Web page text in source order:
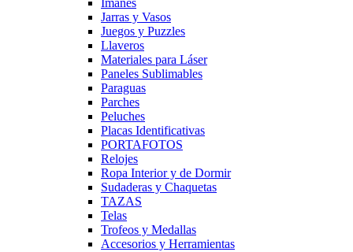
Imanes
Jarras y Vasos
Juegos y Puzzles
Llaveros
Materiales para Láser
Paneles Sublimables
Paraguas
Parches
Peluches
Placas Identificativas
PORTAFOTOS
Relojes
Ropa Interior y de Dormir
Sudaderas y Chaquetas
TAZAS
Telas
Trofeos y Medallas
Accesorios y Herramientas